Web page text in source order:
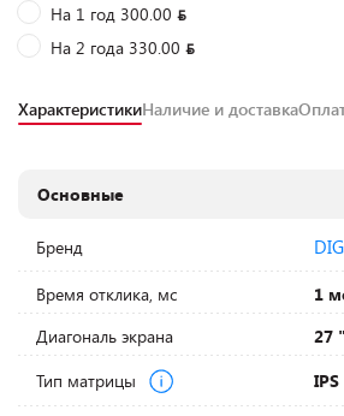
На 1 год 300.00
На 2 года 330.00
ХарактеристикиНаличие и доставка
Основные
Бренд
Время отклика, мс
1
Диагональ экрана
27 "
Тип матрицы